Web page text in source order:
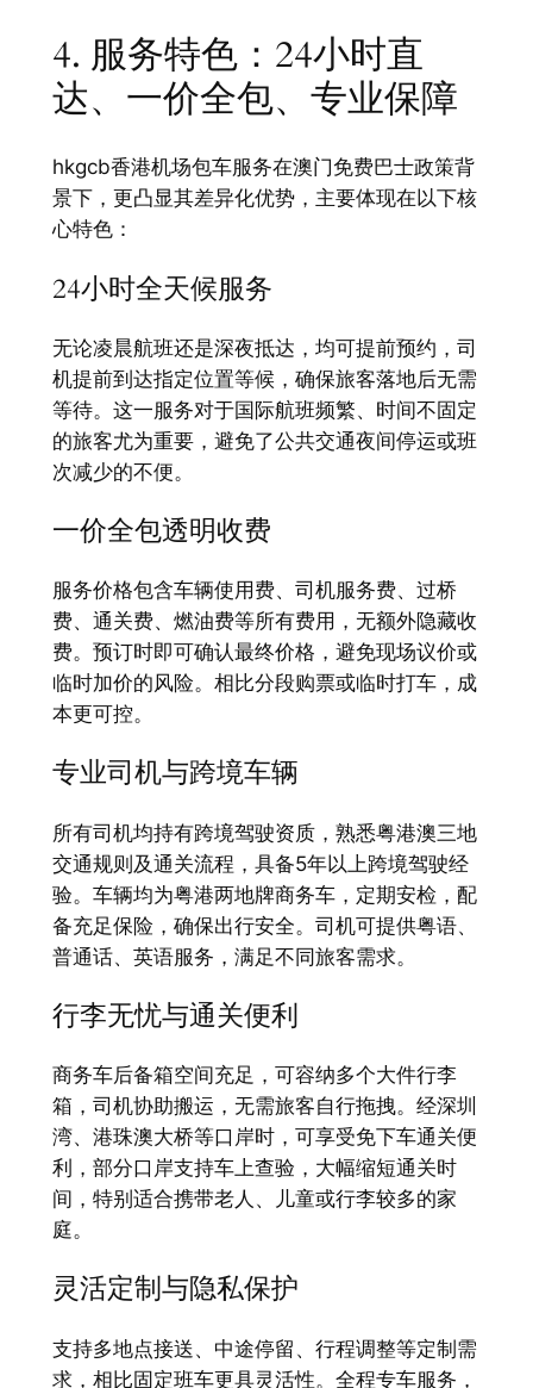
4. 服务特色：24小时直
达、一价全包、专业保障
hkgcb香港机场包车服务在澳门免费巴士政策背
景下，更凸显其差异化优势，主要体现在以下核
心特色：
24小时全天候服务
无论凌晨航班还是深夜抵达，均可提前预约，司
机提前到达指定位置等候，确保旅客落地后无需
等待。这一服务对于国际航班频繁、时间不固定
的旅客尤为重要，避免了公共交通夜间停运或班
次减少的不便。
一价全包透明收费
服务价格包含车辆使用费、司机服务费、过桥
费、通关费、燃油费等所有费用，无额外隐藏收
费。预订时即可确认最终价格，避免现场议价或
临时加价的风险。相比分段购票或临时打车，成
本更可控。
专业司机与跨境车辆
所有司机均持有跨境驾驶资质，熟悉粤港澳三地
交通规则及通关流程，具备5年以上跨境驾驶经
验。车辆均为粤港两地牌商务车，定期安检，配
备充足保险，确保出行安全。司机可提供粤语、
普通话、英语服务，满足不同旅客需求。
行李无忧与通关便利
商务车后备箱空间充足，可容纳多个大件行李
箱，司机协助搬运，无需旅客自行拖拽。经深圳
湾、港珠澳大桥等口岸时，可享受免下车通关便
利，部分口岸支持车上查验，大幅缩短通关时
间，特别适合携带老人、儿童或行李较多的家
庭。
灵活定制与隐私保护
支持多地点接送、中途停留、行程调整等定制需
求，相比固定班车更具灵活性。全程专车服务，